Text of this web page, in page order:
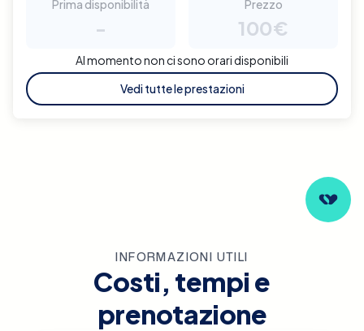
Prima disponibilità
-
Prezzo
100€
Al momento non ci sono orari disponibili
Vedi tutte le prestazioni
INFORMAZIONI UTILI
Costi, tempi e
prenotazione